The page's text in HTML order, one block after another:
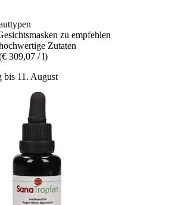
zu empfehlen
Zutaten
309,07 / l)
bis 11. August